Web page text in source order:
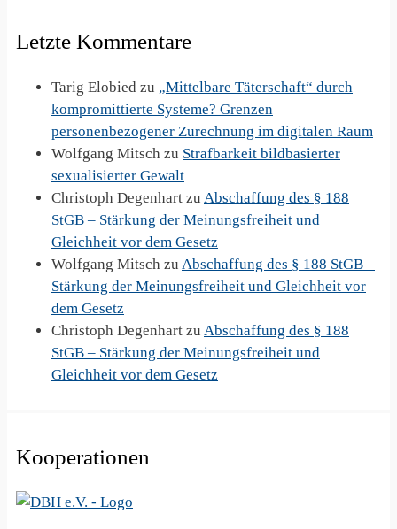
Letzte Kommentare
Tarig Elobied zu „Mittelbare Täterschaft“ durch
kompromittierte Systeme? Grenzen
personenbezogener Zurechnung im digitalen Raum
Wolfgang Mitsch zu Strafbarkeit bildbasierter
sexualisierter Gewalt
Christoph Degenhart zu Abschaffung des § 188
StGB – Stärkung der Meinungsfreiheit und
Gleichheit vor dem Gesetz
Wolfgang Mitsch zu Abschaffung des § 188 StGB –
Stärkung der Meinungsfreiheit und Gleichheit vor
dem Gesetz
Christoph Degenhart zu Abschaffung des § 188
StGB – Stärkung der Meinungsfreiheit und
Gleichheit vor dem Gesetz
Kooperationen